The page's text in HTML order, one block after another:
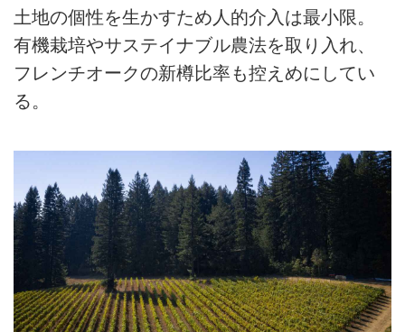
土地の個性を生かすため人的介入は最小限。
有機栽培やサステイナブル農法を取り入れ、
フレンチオークの新樽比率も控えめにしてい
る。